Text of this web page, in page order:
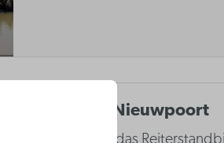
Westfront Nieuwpoort